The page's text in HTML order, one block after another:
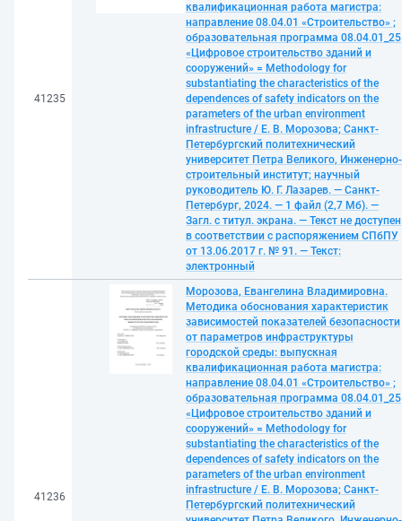
41235
квалификационная работа магистра:
направление 08.04.01 «Строительство» ;
образовательная программа 08.04.01_25
«Цифровое строительство зданий и
сооружений» = Methodology for
substantiating the characteristics of the
dependences of safety indicators on the
parameters of the urban environment
infrastructure / Е. В. Морозова; Санкт-
Петербургский политехнический
университет Петра Великого, Инженерно-
строительный институт; научный
руководитель Ю. Г. Лазарев. — Санкт-
Петербург, 2024. — 1 файл (2,7 Мб). —
Загл. с титул. экрана. — Текст не доступен
в соответствии с распоряжением СПбПУ
от 13.06.2017 г. № 91. — Текст:
электронный
41236
Морозова, Евангелина Владимировна.
Методика обоснования характеристик
зависимостей показателей безопасности
от параметров инфраструктуры
городской среды: выпускная
квалификационная работа магистра:
направление 08.04.01 «Строительство» ;
образовательная программа 08.04.01_25
«Цифровое строительство зданий и
сооружений» = Methodology for
substantiating the characteristics of the
dependences of safety indicators on the
parameters of the urban environment
infrastructure / Е. В. Морозова; Санкт-
Петербургский политехнический